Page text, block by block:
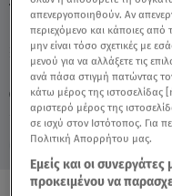
Παρασκευή 7
23.06.26, 10:32 CELEBRITIES
TAGS: ΕΦΗ ΘΩΔΗ
απενεργοποιηθούν. Αν
περιεχόμενο και κάποιες από
μην είναι τόσο σχετικές με
μενού για να αλλάξετε τις
ανά πάσα στιγμή πατώντας
κάτω μέρος της ιστοσελίδας
αριστερό μέρος της
σε ισχύ στον Ιστότοπος. Για
Πολιτική Απορρήτου μας.
Εμείς και οι
προκειμένου να